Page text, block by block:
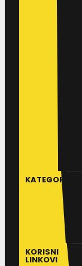
KATEGORIJE
KORISNI
LINKOVI